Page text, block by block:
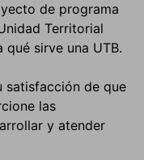
de programa
Territorial
qué sirve una UTB.
satisfacción de que
las
y atender